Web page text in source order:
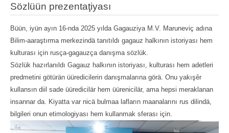
Sözlüün prezentaţiyası
Büün, iyün ayın 16-nda 2025 yılda Gagauziya M.V. Maruneviç adına
Bilim-aaraştırma merkezindä tanıtıldı gagauz halkının istoriyası hem
kulturası için rusça-gagauzça danışma sözlük.
Sözlük hazırlanıldı Gagauz halkının istoriyası, kulturası hem adetleri
predmetini götürän üüredicilerin danışmalarına görä. Onu yakışȇr
kullansın diil sade üüredicilär hem üürenicilär, ama hepsi meraklanan
insannar da. Kiyatta var nicä bulmaa lafların maanalarını rus dilindä,
bilgileri onun etimologiyası hem kullanmak sferası için.